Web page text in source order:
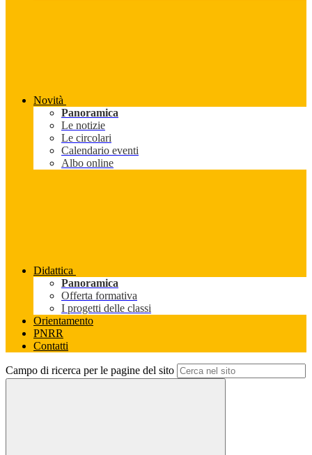
Novità
Panoramica
Le notizie
Le circolari
Calendario eventi
Albo online
Didattica
Panoramica
Offerta formativa
I progetti delle classi
Orientamento
PNRR
Contatti
Campo di ricerca per le pagine del sito